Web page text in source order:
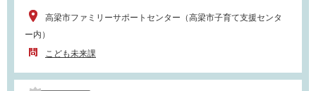
高梁市ファミリーサポートセンター（高梁市子育て支援センタ
ー内）
こども未来課